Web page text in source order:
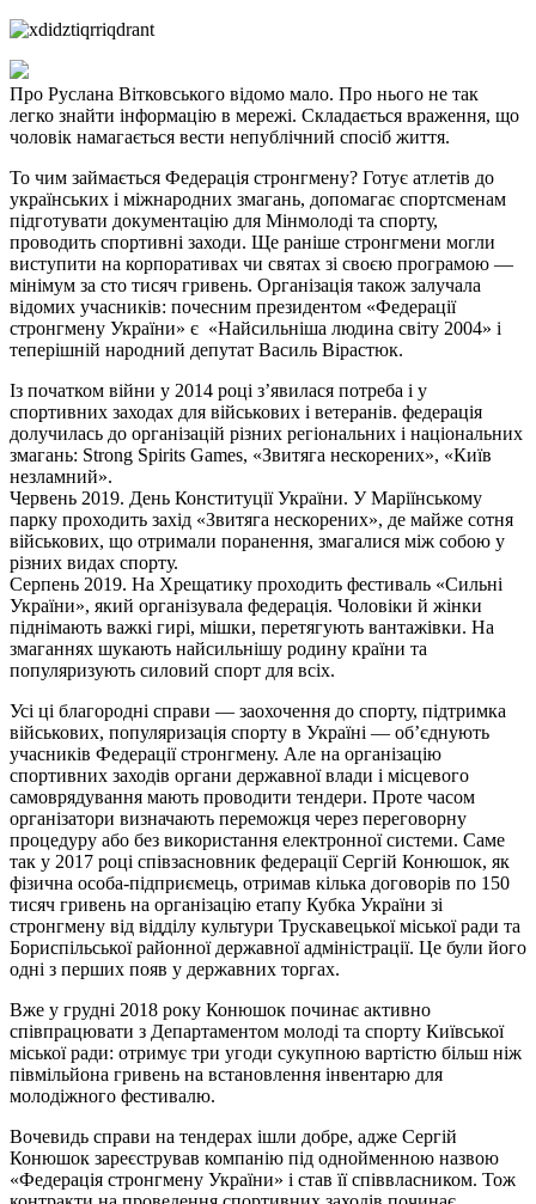
Про Руслана Вітковського відомо мало. Про нього не так
легко знайти інформацію в мережі. Складається враження, що
чоловік намагається вести непублічний спосіб життя.
То чим займається Федерація стронгмену? Готує атлетів до
українських і міжнародних змагань, допомагає спортсменам
підготувати документацію для Мінмолоді та спорту,
проводить спортивні заходи. Ще раніше стронгмени могли
виступити на корпоративах чи святах зі своєю програмою —
мінімум за сто тисяч гривень. Організація також залучала
відомих учасників: почесним президентом «Федерації
стронгмену України» є «Найсильніша людина світу 2004» і
теперішній народний депутат Василь Вірастюк.
Із початком війни у 2014 році з’явилася потреба і у
спортивних заходах для військових і ветеранів. федерація
долучилась до організацій різних регіональних і національних
змагань: Strong Spirits Games, «Звитяга нескорених», «Київ
незламний».
Червень 2019. День Конституції України. У Маріїнському
парку проходить захід «Звитяга нескорених», де майже сотня
військових, що отримали поранення, змагалися між собою у
різних видах спорту.
Серпень 2019. На Хрещатику проходить фестиваль «Сильні
України», який організувала федерація. Чоловіки й жінки
піднімають важкі гирі, мішки, перетягують вантажівки. На
змаганнях шукають найсильнішу родину країни та
популяризують силовий спорт для всіх.
Усі ці благородні справи — заохочення до спорту, підтримка
військових, популяризація спорту в Україні — об’єднують
учасників Федерації стронгмену. Але на організацію
спортивних заходів органи державної влади і місцевого
самоврядування мають проводити тендери. Проте часом
організатори визначають переможця через переговорну
процедуру або без використання електронної системи. Саме
так у 2017 році співзасновник федерації Сергій Конюшок, як
фізична особа-підприємець, отримав кілька договорів по 150
тисяч гривень на організацію етапу Кубка України зі
стронгмену від відділу культури Трускавецької міської ради та
Бориспільської районної державної адміністрації. Це були його
одні з перших появ у державних торгах.
Вже у грудні 2018 року Конюшок починає активно
співпрацювати з Департаментом молоді та спорту Київської
міської ради: отримує три угоди сукупною вартістю більш ніж
півмільйона гривень на встановлення інвентарю для
молодіжного фестивалю.
Вочевидь справи на тендерах ішли добре, адже Сергій
Конюшок зареєстрував компанію під однойменною назвою
«Федерація стронгмену України» і став її співвласником. Тож